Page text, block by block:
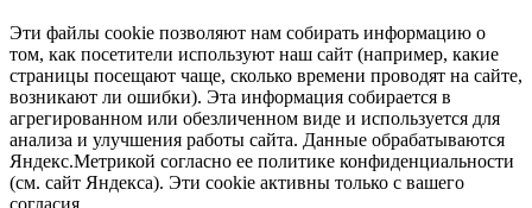
Эти файлы cookie позволяют нам собирать информацию о
том, как посетители используют наш сайт (например, какие
страницы посещают чаще, сколько времени проводят на сайте,
возникают ли ошибки). Эта информация собирается в
агрегированном или обезличенном виде и используется для
анализа и улучшения работы сайта. Данные обрабатываются
Яндекс.Метрикой согласно ее политике конфиденциальности
(см. сайт Яндекса). Эти cookie активны только с вашего